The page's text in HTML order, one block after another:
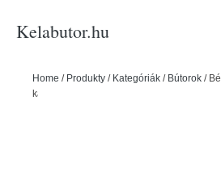
Kelabutor.hu
Home / Produkty / Kategóriák / Bútorok /
kanapé 282 cm Bellis – Micadoni